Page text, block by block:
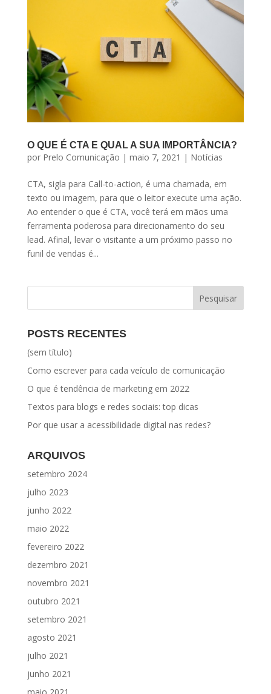
O QUE É CTA E QUAL A SUA IMPORTÂNCIA?
por Prelo Comunicação | maio 7, 2021 | Notícias
CTA, sigla para Call-to-action, é uma chamada, em
texto ou imagem, para que o leitor execute uma ação.
Ao entender o que é CTA, você terá em mãos uma
ferramenta poderosa para direcionamento do seu
lead. Afinal, levar o visitante a um próximo passo no
funil de vendas é...
POSTS RECENTES
(sem título)
Como escrever para cada veículo de comunicação
O que é tendência de marketing em 2022
Textos para blogs e redes sociais: top dicas
Por que usar a acessibilidade digital nas redes?
ARQUIVOS
setembro 2024
julho 2023
junho 2022
maio 2022
fevereiro 2022
dezembro 2021
novembro 2021
outubro 2021
setembro 2021
agosto 2021
julho 2021
junho 2021